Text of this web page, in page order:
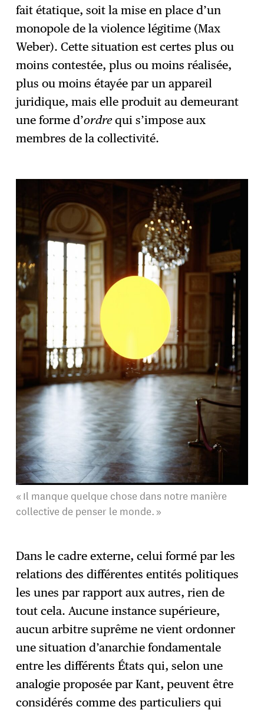
fait étatique, soit la mise en place d’un
monopole de la violence légitime (Max
Weber). Cette situation est certes plus ou
moins contestée, plus ou moins réalisée,
plus ou moins étayée par un appareil
juridique, mais elle produit au demeurant
une forme d’ordrequi s’impose aux
membres de la collectivité.
« Il manque quelque chose dans notre manière
collective de penser le monde. »
Dans le cadre externe, celui formé par les
relations des différentes entités politiques
les unes par rapport aux autres, rien de
tout cela. Aucune instance supérieure,
aucun arbitre suprême ne vient ordonner
une situation d’anarchie fondamentale
entre les différents États qui, selon une
analogie proposée par Kant, peuvent être
considérés comme des particuliers qui